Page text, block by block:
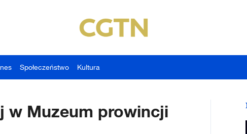
Społeczeństwo Kultura
w Muzeum prowincji